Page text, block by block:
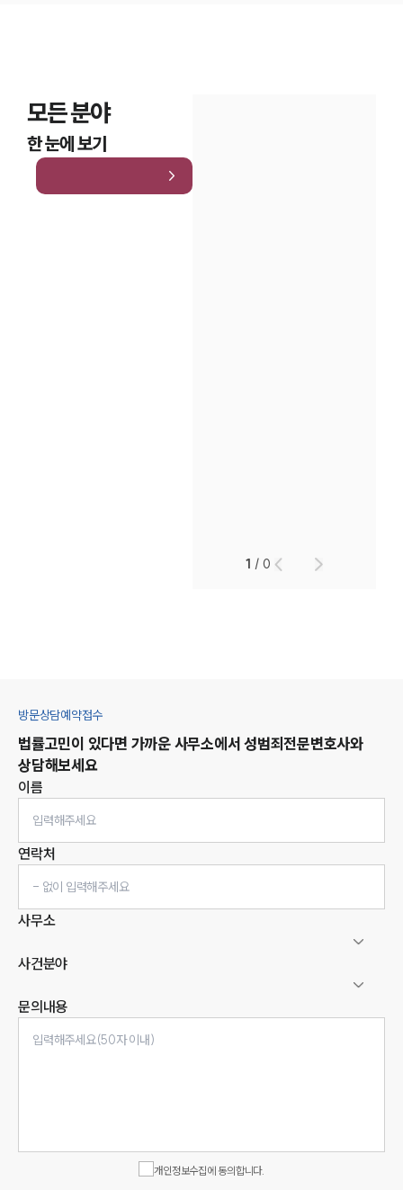
모든 분야
한 눈에 보기
1 /0
방문상담예약접수
법률고민이 있다면 가까운 사무소에서 성범죄전문변호사와
상담해보세요
이름
연락처
사무소
사건분야
문의내용
개인정보수집에 동의합니다.